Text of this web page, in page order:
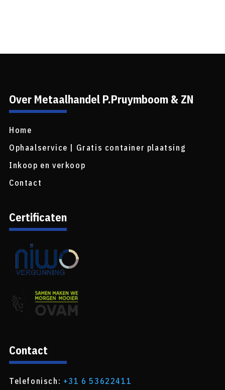
Over Metaalhandel P.Pruymboom & ZN
Home
Ophaalservice | Gratis container plaatsing
Inkoop en verkoop
Contact
Certificaten
Contact
Telefonisch: +31 6 53622411